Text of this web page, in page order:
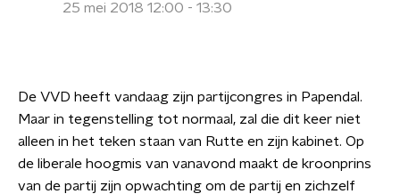
25 mei 2018 12:00 - 13:30
De VVD heeft vandaag zijn partijcongres in Papendal.
Maar in tegenstelling tot normaal, zal die dit keer niet
alleen in het teken staan van Rutte en zijn kabinet. Op
de liberale hoogmis van vanavond maakt de kroonprins
van de partij zijn opwachting om de partij en zichzelf